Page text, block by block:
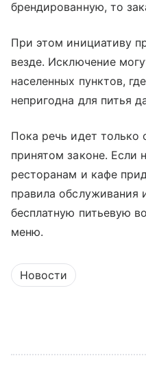
брендированную, то
При этом инициативу
везде. Исключение
населенных пунктов,
непригодна для питья
Пока речь идет только
принятом законе. Если
ресторанам и кафе
правила обслуживания
бесплатную питьевую
меню.
Новости